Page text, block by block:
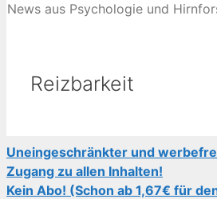
News aus Psychologie und
Reizbarkeit
Uneingeschränkter und
Zugang zu allen Inhalten!
Kein Abo! (Schon ab 1,67€ für